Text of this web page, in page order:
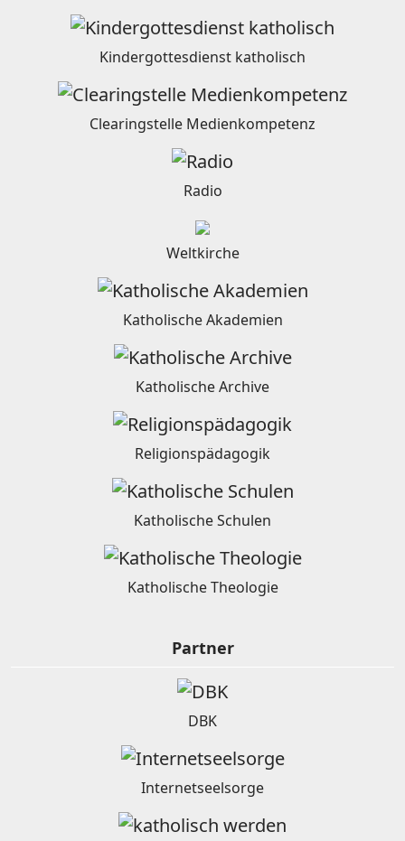
Kindergottesdienst katholisch
Clearingstelle Medienkompetenz
Radio
Weltkirche
Katholische Akademien
Katholische Archive
Religionspädagogik
Katholische Schulen
Katholische Theologie
Partner
DBK
Internetseelsorge